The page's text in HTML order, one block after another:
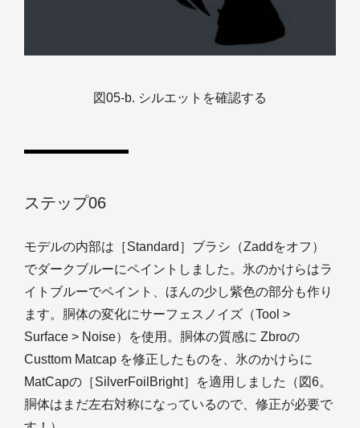
図05-b. シルエットを確認する
ステップ06
モデルの内部は［Standard］ブラシ（Zaddをオフ）
でダークブルーにペイントしました。氷のかけらはラ
イトブルーでペイント、ほんの少し紫色の部分も作り
ます。胴体の変化にサーフェスノイズ（Tool >
Surface > Noise）を使用。胴体の質感に Zbroの
Custtom Matcap を修正したものを、氷のかけらに
MatCapの［SilverFoilBright］を適用しました（図6。
胴体はまだ左右対称になっているので、修正が必要で